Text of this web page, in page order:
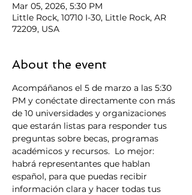
Mar 05, 2026, 5:30 PM
Little Rock, 10710 I-30, Little Rock, AR
72209, USA
About the event
Acompáñanos el 5 de marzo a las 5:30
PM y conéctate directamente con más
de 10 universidades y organizaciones
que estarán listas para responder tus
preguntas sobre becas, programas
académicos y recursos.  Lo mejor:
habrá representantes que hablan
español, para que puedas recibir
información clara y hacer todas tus